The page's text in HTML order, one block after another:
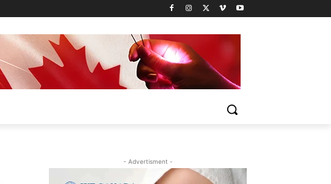
- Advertisment -